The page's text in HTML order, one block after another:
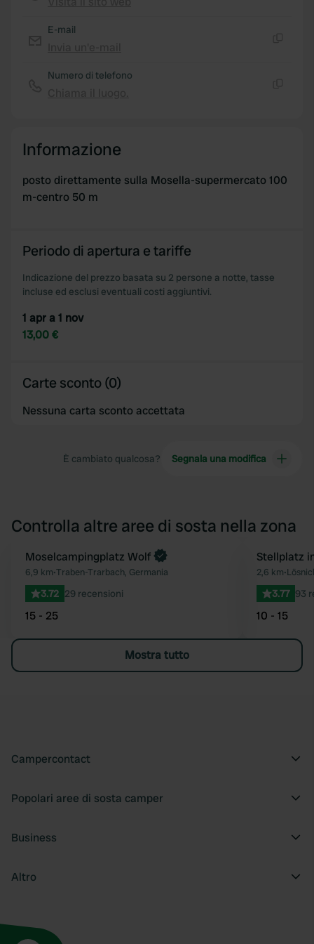
E-mail
Numero di telefono
Informazione
posto direttamente sulla Mosella-supermercato 100
m-centro 50 m
Periodo di apertura e tariffe
Indicazione del prezzo basata su 2 persone a notte, tasse
incluse ed esclusi eventuali costi aggiuntivi.
1 apr a 1 nov
13,00 €
Carte sconto (0)
Nessuna carta sconto accettata
È cambiato qualcosa? Segnala una modifica
Controlla altre aree di sosta nella zona
Preferito
Moselcampingplatz Wolf
6,9 km•Traben-Trarbach, Germania
3.72 29 recensioni
15 - 25
Stellplatz
2,6 km•
3.77 93
10 - 15
Mostra tutto
Campercontact
Popolari aree di sosta camper
Business
Altro